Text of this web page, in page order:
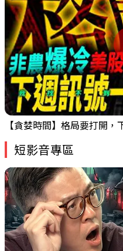
短影音專區